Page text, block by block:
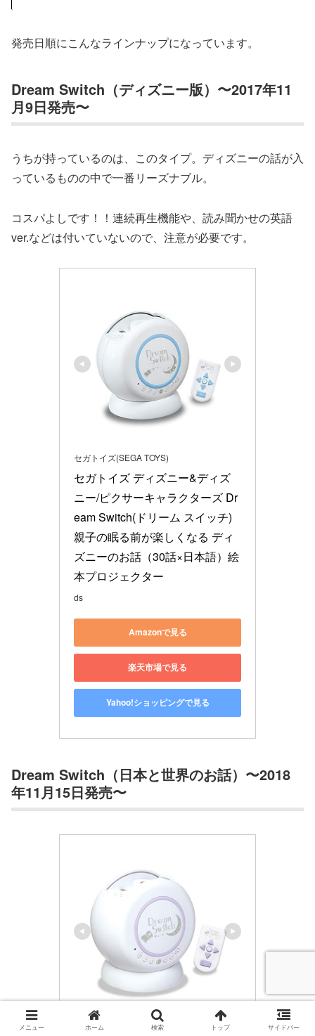
発売日順にこんなラインナップになっています。
Dream Switch（ディズニー版）〜2017年11
月9日発売〜
うちが持っているのは、このタイプ。ディズニーの話が入
っているものの中で一番リーズナブル。
コスパよしです！！連続再生機能や、読み聞かせの英語
ver.などは付いていないので、注意が必要です。
セガトイズ(SEGA TOYS)
セガトイズ ディズニー&ディズ
ニー/ピクサーキャラクターズ Dr
eam Switch(ドリーム スイッチ)
親子の眠る前が楽しくなる ディ
ズニーのお話（30話×日本語）絵
本プロジェクター
ds
Amazonで見る
楽天市場で見る
Yahoo!ショッピングで見る
Dream Switch（日本と世界のお話）〜2018
年11月15日発売〜
セガトイズ(SEGA TOYS)
メニュー ホーム 検索 トップ サイドバー